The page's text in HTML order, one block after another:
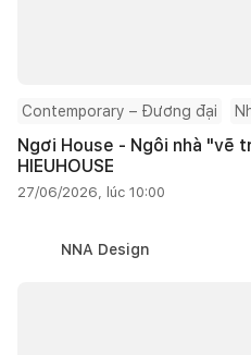
Contemporary – Đương đại
Ngơi House - Ngôi nhà "vẽ
HIEUHOUSE
27/06/2026, lúc 10:00
NNA Design